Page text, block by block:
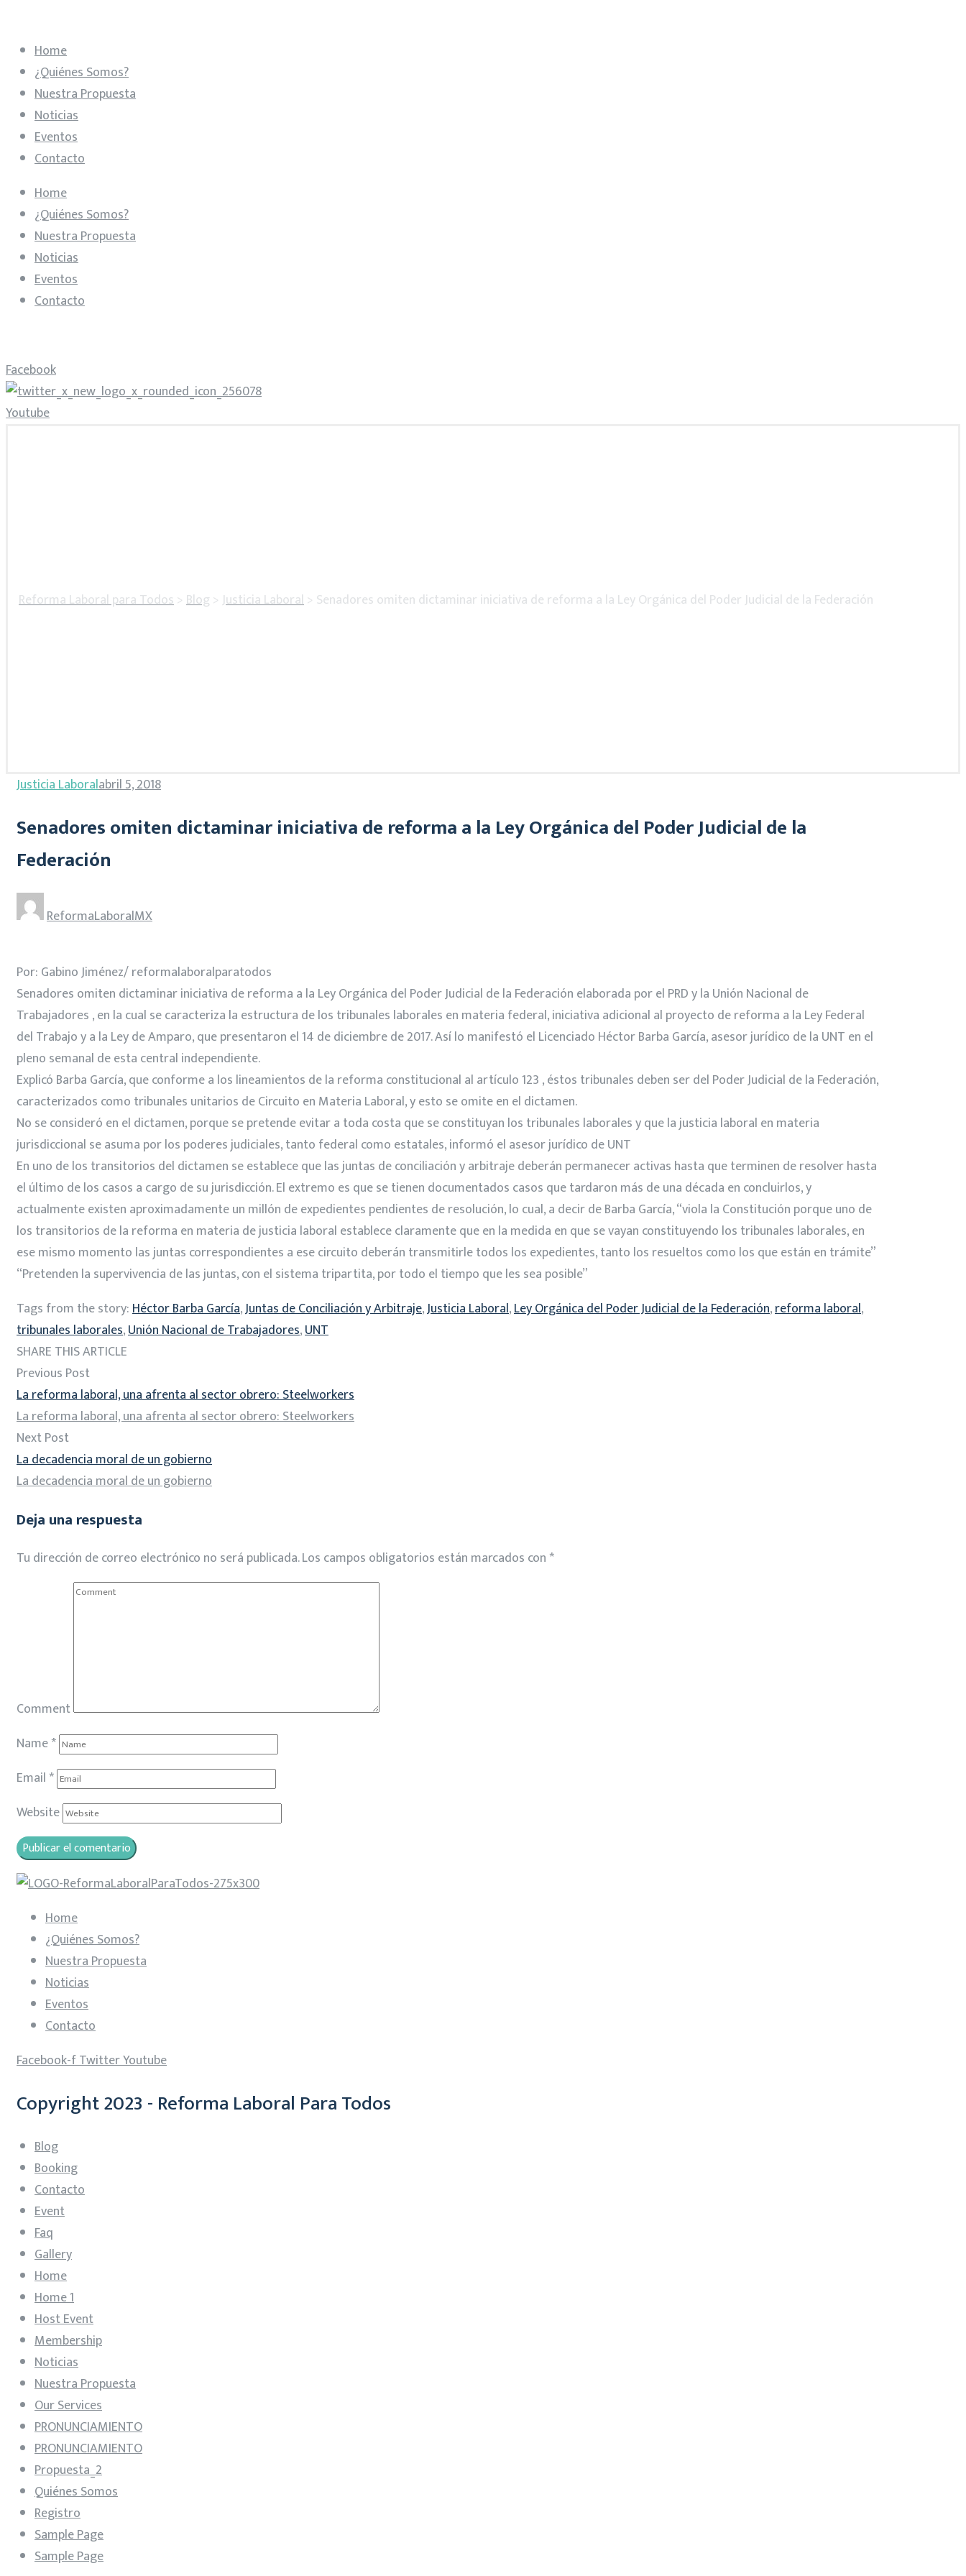
Home
¿Quiénes Somos?
Nuestra Propuesta
Noticias
Eventos
Contacto
Home
¿Quiénes Somos?
Nuestra Propuesta
Noticias
Eventos
Contacto
Facebook
Youtube
Reforma Laboral para Todos> Blog > Justicia Laboral> Senadores omiten dictaminar iniciativa de reforma a la Ley Orgánica del Poder Judicial de la Federación
Justicia Laboralabril 5, 2018
Senadores omiten dictaminar iniciativa de reforma a la Ley Orgánica del Poder Judicial de la
Federación
ReformaLaboralMX
Por: Gabino Jiménez/ reformalaboralparatodos
Senadores omiten dictaminar iniciativa de reforma a la Ley Orgánica del Poder Judicial de la Federación elaborada por el PRD y la Unión Nacional de
Trabajadores , en la cual se caracteriza la estructura de los tribunales laborales en materia federal, iniciativa adicional al proyecto de reforma a la Ley Federal
del Trabajo y a la Ley de Amparo, que presentaron el 14 de diciembre de 2017. Así lo manifestó el Licenciado Héctor Barba García, asesor jurídico de la UNT en el
pleno semanal de esta central independiente.
Explicó Barba García, que conforme a los lineamientos de la reforma constitucional al artículo 123 , éstos tribunales deben ser del Poder Judicial de la Federación,
caracterizados como tribunales unitarios de Circuito en Materia Laboral, y esto se omite en el dictamen.
No se consideró en el dictamen, porque se pretende evitar a toda costa que se constituyan los tribunales laborales y que la justicia laboral en materia
jurisdiccional se asuma por los poderes judiciales, tanto federal como estatales, informó el asesor jurídico de UNT
En uno de los transitorios del dictamen se establece que las juntas de conciliación y arbitraje deberán permanecer activas hasta que terminen de resolver hasta
el último de los casos a cargo de su jurisdicción. El extremo es que se tienen documentados casos que tardaron más de una década en concluirlos, y
actualmente existen aproximadamente un millón de expedientes pendientes de resolución, lo cual, a decir de Barba García, “viola la Constitución porque uno de
los transitorios de la reforma en materia de justicia laboral establece claramente que en la medida en que se vayan constituyendo los tribunales laborales, en
ese mismo momento las juntas correspondientes a ese circuito deberán transmitirle todos los expedientes, tanto los resueltos como los que están en trámite”
“Pretenden la supervivencia de las juntas, con el sistema tripartita, por todo el tiempo que les sea posible”
Tags from the story:Héctor Barba García,Juntas de Conciliación y Arbitraje,Justicia Laboral,Ley Orgánica del Poder Judicial de la Federación,reforma laboral,
tribunales laborales,Unión Nacional de Trabajadores,UNT
SHARE THIS ARTICLE
Previous Post
La reforma laboral, una afrenta al sector obrero: Steelworkers
La reforma laboral, una afrenta al sector obrero: Steelworkers
Next Post
La decadencia moral de un gobierno
La decadencia moral de un gobierno
Deja una respuesta
Tu dirección de correo electrónico no será publicada.Los campos obligatorios están marcados con *
Comment
Name*
Email *
Website
Home
¿Quiénes Somos?
Nuestra Propuesta
Noticias
Eventos
Contacto
Facebook-fTwitterYoutube
Copyright 2023 - Reforma Laboral Para Todos
Blog
Booking
Contacto
Event
Faq
Gallery
Home
Home 1
Host Event
Membership
Noticias
Nuestra Propuesta
Our Services
PRONUNCIAMIENTO
PRONUNCIAMIENTO
Propuesta_2
Quiénes Somos
Registro
Sample Page
Sample Page